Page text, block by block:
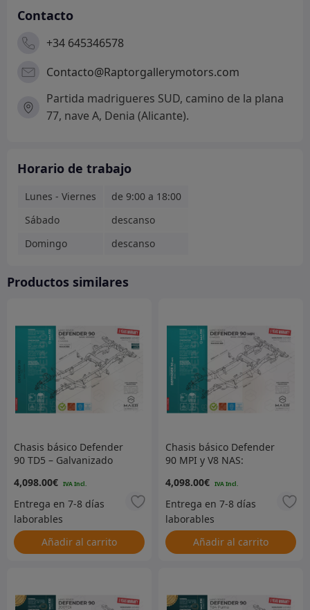
Contacto
+34 645346578
Contacto@Raptorgallerymotors.com
Partida madrigueres SUD, camino de la plana
77, nave A, Denia (Alicante).
Horario de trabajo
Lunes - Viernes
de 9:00 a 18:00
Sábado
descanso
Domingo
descanso
Productos similares
Chasis básico Defender
90 TD5 – Galvanizado
4,098.00€
Añadir al carrito
Chasis básico Defender
90 MPI y V8 NAS:
4,098.00€
Añadir al carrito